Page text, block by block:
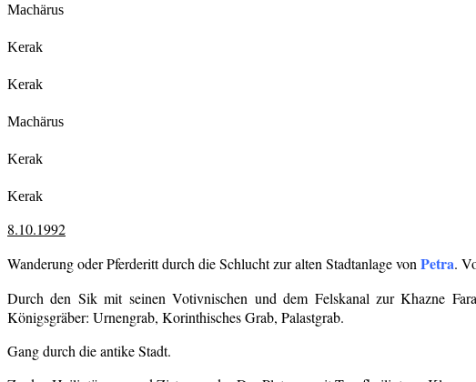
Machärus
Kerak
Kerak
Machärus
Kerak
Kerak
8.10.1992
Wanderung oder Pferderitt durch die Schlucht zur alten Stadtanlage von Petra.
Durch den Sik mit seinen Votivnischen und dem Felskanal zur Khazne
Königsgräber: Urnengrab, Korinthisches Grab, Palastgrab.
Gang durch die antike Stadt.